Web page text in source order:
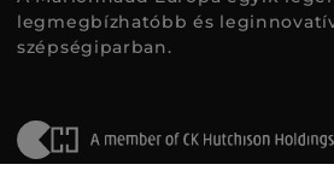
legmegbízhatóbb és
szépségiparban.